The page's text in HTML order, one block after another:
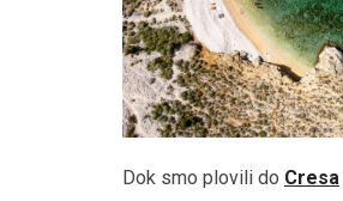
Dok smo plovili do Cresa